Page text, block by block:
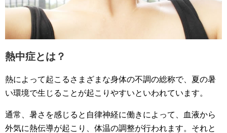
熱中症とは？
熱によって起こるさまざまな身体の不調の総称で、夏の暑
い環境で生じることが起こりやすいといわれています。
通常、暑さを感じると自律神経に働きによって、血液から
外気に熱伝導が起こり、体温の調整が行われます。それと